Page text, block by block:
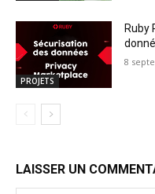
PROJETS
Ruby
8
LAISSER UN